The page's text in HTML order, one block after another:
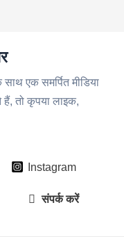
एक समर्पित मीडिया
हैं, तो कृपया लाइक,
Instagram
संपर्क करें